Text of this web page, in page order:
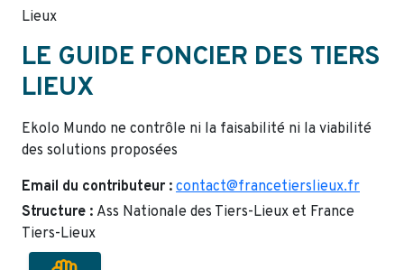
Lieux
LE GUIDE FONCIER DES TIERS
LIEUX
Ekolo Mundo ne contrôle ni la faisabilité ni la viabilité
des solutions proposées
Email du contributeur : contact@francetierslieux.fr
Structure : Ass Nationale des Tiers-Lieux et France
Tiers-Lieux